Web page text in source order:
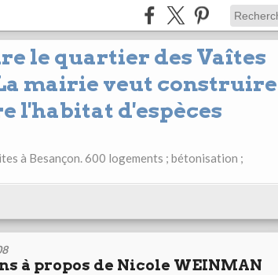
le quartier des Vaîtes
mairie veut construire
l'habitat d'espèces
à Besançon. 600 logements ; bétonisation ;
à propos de Nicole WEINMAN